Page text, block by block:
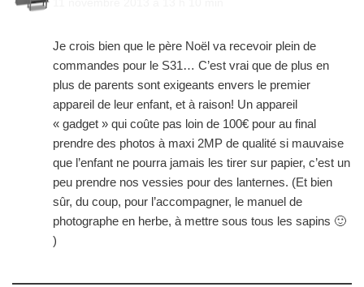
Je crois bien que le père Noël va recevoir plein de
commandes pour le S31… C’est vrai que de plus en
plus de parents sont exigeants envers le premier
appareil de leur enfant, et à raison! Un appareil
« gadget » qui coûte pas loin de 100€ pour au final
prendre des photos à maxi 2MP de qualité si mauvaise
que l’enfant ne pourra jamais les tirer sur papier, c’est un
peu prendre nos vessies pour des lanternes. (Et bien
sûr, du coup, pour l’accompagner, le manuel de
photographe en herbe, à mettre sous tous les sapins 🙂
)